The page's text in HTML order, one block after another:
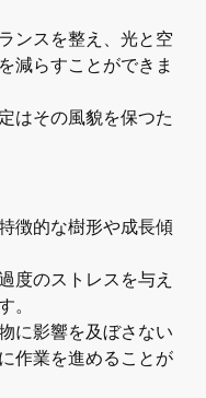
ンスを整え、光と空
減らすことができま
はその風貌を保つた
徴的な樹形や成長傾
度のストレスを与え
に影響を及ぼさない
作業を進めることが